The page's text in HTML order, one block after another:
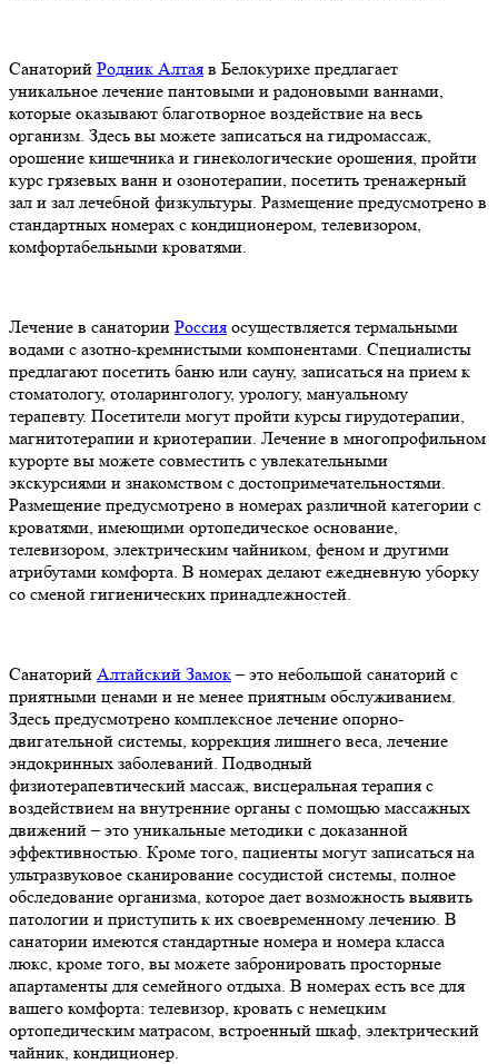
Санаторий Родник Алтая в Белокурихе предлагает
уникальное лечение пантовыми и радоновыми ваннами,
которые оказывают благотворное воздействие на весь
организм. Здесь вы можете записаться на гидромассаж,
орошение кишечника и гинекологические орошения, пройти
курс грязевых ванн и озонотерапии, посетить тренажерный
зал и зал лечебной физкультуры. Размещение предусмотрено в
стандартных номерах с кондиционером, телевизором,
комфортабельными кроватями.
Лечение в санатории Россия осуществляется термальными
водами с азотно-кремнистыми компонентами. Специалисты
предлагают посетить баню или сауну, записаться на прием к
стоматологу, отоларингологу, урологу, мануальному
терапевту. Посетители могут пройти курсы гирудотерапии,
магнитотерапии и криотерапии. Лечение в многопрофильном
курорте вы можете совместить с увлекательными
экскурсиями и знакомством с достопримечательностями.
Размещение предусмотрено в номерах различной категории с
кроватями, имеющими ортопедическое основание,
телевизором, электрическим чайником, феном и другими
атрибутами комфорта. В номерах делают ежедневную уборку
со сменой гигиенических принадлежностей.
Санаторий Алтайский Замок– это небольшой санаторий с
приятными ценами и не менее приятным обслуживанием.
Здесь предусмотрено комплексное лечение опорно-
двигательной системы, коррекция лишнего веса, лечение
эндокринных заболеваний. Подводный
физиотерапевтический массаж, висцеральная терапия с
воздействием на внутренние органы с помощью массажных
движений – это уникальные методики с доказанной
эффективностью. Кроме того, пациенты могут записаться на
ультразвуковое сканирование сосудистой системы, полное
обследование организма, которое дает возможность выявить
патологии и приступить к их своевременному лечению. В
санатории имеются стандартные номера и номера класса
люкс, кроме того, вы можете забронировать просторные
апартаменты для семейного отдыха. В номерах есть все для
вашего комфорта: телевизор, кровать с немецким
ортопедическим матрасом, встроенный шкаф, электрический
чайник, кондиционер.